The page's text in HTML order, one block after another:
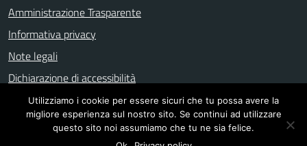
Amministrazione Trasparente
Informativa privacy
Note legali
Dichiarazione di accessibilità
Mappa del sito
Utilizziamo i cookie per essere sicuri che tu possa avere la
migliore esperienza sul nostro sito. Se continui ad utilizzare
questo sito noi assumiamo che tu ne sia felice.